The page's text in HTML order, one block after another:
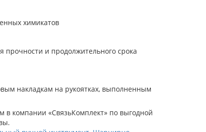
химикатов
прочности и продолжительного срока
накладкам на рукоятках, выполненным
в компании «СвязьКомплект» по выгодной